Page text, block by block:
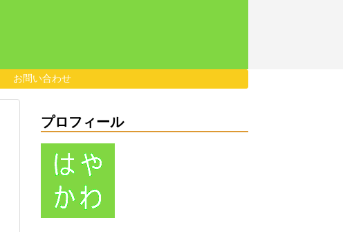
お問い合わせ
プロフィール